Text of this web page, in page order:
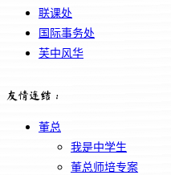
联课处
国际事务处
芙中风华
友情连结：
董总
我是中学生
董总师培专案